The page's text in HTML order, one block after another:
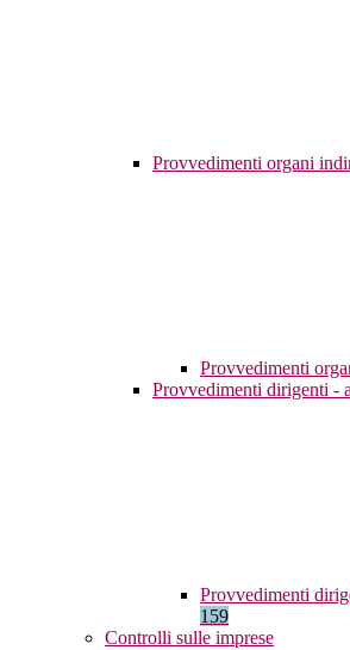
Provvedimenti organi
Provvedimenti
Provvedimenti dirigenti -
Provvedimenti
159
Controlli sulle imprese